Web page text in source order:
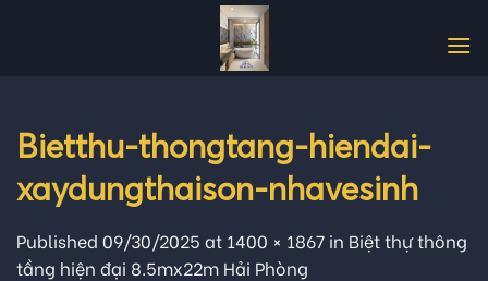
Bietthu-thongtang-hiendai-
xaydungthaison-nhavesinh
Published 09/30/2025 at 1400 × 1867 in Biệt thự thông
tầng hiện đại 8.5mx22m Hải Phòng